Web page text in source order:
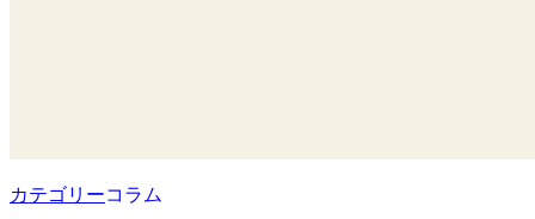
カテゴリーコラム